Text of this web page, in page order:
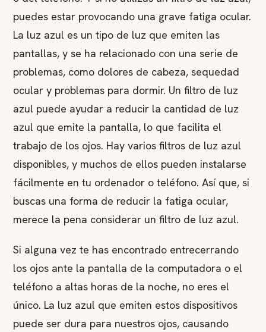
puedes estar provocando una grave fatiga ocular.
La luz azul es un tipo de luz que emiten las
pantallas, y se ha relacionado con una serie de
problemas, como dolores de cabeza, sequedad
ocular y problemas para dormir. Un filtro de luz
azul puede ayudar a reducir la cantidad de luz
azul que emite la pantalla, lo que facilita el
trabajo de los ojos. Hay varios filtros de luz azul
disponibles, y muchos de ellos pueden instalarse
fácilmente en tu ordenador o teléfono. Así que, si
buscas una forma de reducir la fatiga ocular,
merece la pena considerar un filtro de luz azul.
Si alguna vez te has encontrado entrecerrando
los ojos ante la pantalla de la computadora o el
teléfono a altas horas de la noche, no eres el
único. La luz azul que emiten estos dispositivos
puede ser dura para nuestros ojos, causando